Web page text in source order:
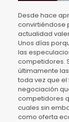
Desde hace
convirtiéndose
actualidad
Unos días
las
competidores.
últimamente
toda vez que
negociación
competidores
cuales sin
como oferta